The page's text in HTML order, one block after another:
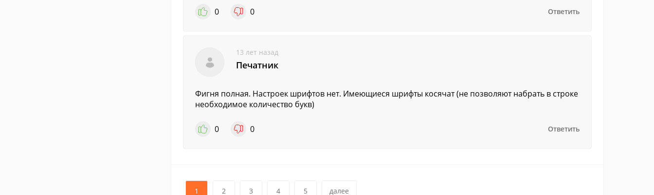
0 0 Ответить
13 лет назад
Печатник
Фигня полная. Настроек шрифтов нет. Имеющиеся шрифты косячат (не позволяют набрать в строке
необходимое количество букв)
0 0 Ответить
1 2 3 4 5 далее